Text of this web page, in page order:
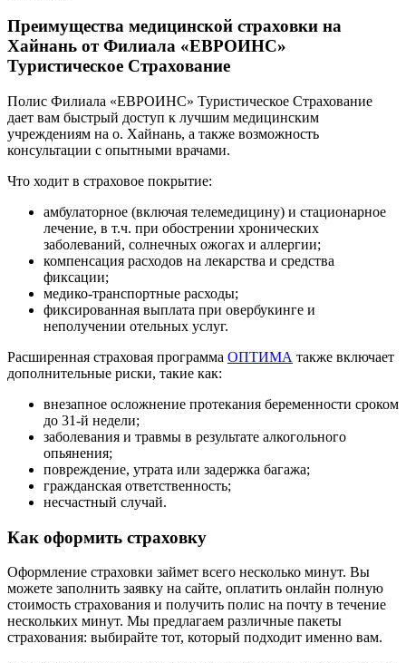
Преимущества медицинской страховки на
Хайнань от Филиала «ЕВРОИНС»
Туристическое Страхование
Полис Филиала «ЕВРОИНС» Туристическое Страхование
дает вам быстрый доступ к лучшим медицинским
учреждениям на о. Хайнань, а также возможность
консультации с опытными врачами.
Что ходит в страховое покрытие:
амбулаторное (включая телемедицину) и стационарное
лечение, в т.ч. при обострении хронических
заболеваний, солнечных ожогах и аллергии;
компенсация расходов на лекарства и средства
фиксации;
медико-транспортные расходы;
фиксированная выплата при овербукинге и
неполучении отельных услуг.
Расширенная страховая программа ОПТИМА также включает
дополнительные риски, такие как:
внезапное осложнение протекания беременности сроком
до 31-й недели;
заболевания и травмы в результате алкогольного
опьянения;
повреждение, утрата или задержка багажа;
гражданская ответственность;
несчастный случай.
Как оформить страховку
Оформление страховки займет всего несколько минут. Вы
можете заполнить заявку на сайте, оплатить онлайн полную
стоимость страхования и получить полис на почту в течение
нескольких минут. Мы предлагаем различные пакеты
страхования: выбирайте тот, который подходит именно вам.